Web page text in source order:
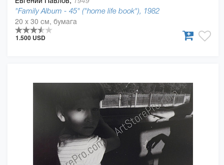
"Family Album - 45" ("home life book"), 1982
20 x 30 см, бумага
1.500 USD